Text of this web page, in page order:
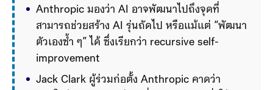
Anthropic มองว่า AI อาจพัฒนาไปถึงจุดที่
สามารถช่วยสร้าง AI รุ่นถัดไป หรือแม้แต่ “พัฒนา
ตัวเองซ้ำ ๆ” ได้ ซึ่งเรียกว่า recursive self-
improvement
Jack Clark ผู้ร่วมก่อตั้ง Anthropic คาดว่า